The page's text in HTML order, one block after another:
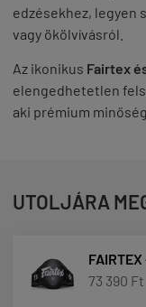
edzésekhez, legyen
vagy ökölvívásról.
Az ikonikus Fairtex
elengedhetetlen
aki prémium
UTOLJÁRA
73 390 Ft